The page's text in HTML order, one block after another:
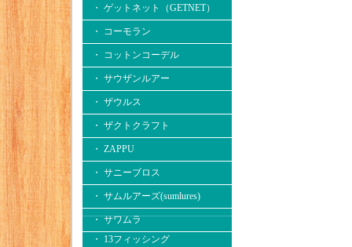
・ ゲットネット（GETNET）
・ コーモラン
・ コットンコーデル
・ サウザンルアー
・ ザウルス
・ ザクトクラフト
・ ZAPPU
・ サニーブロス
・ サムルアーズ(sumlures)
・ サワムラ
・ 13フィッシング